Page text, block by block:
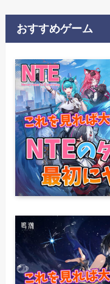
おすすめゲーム